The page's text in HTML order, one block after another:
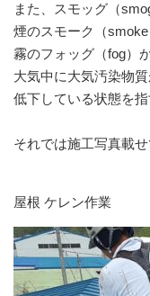
また、スモッグ（
煙のスモーク（smoke
霧のフォッグ（fog）
大気中に大気汚染物
低下している状態を指
それでは施工写真載せ
屋根 ケレン作業